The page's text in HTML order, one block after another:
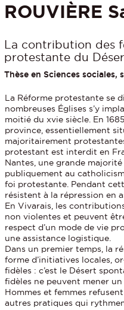
ROUVIÈRE
La contribution des
protestante du
Thèse en Sciences
La Réforme protestante se
nombreuses Églises s’y
moitié du xvie siècle. En
province, essentiellement
majoritairement
protestant est interdit en
Nantes, une grande
publiquement au
foi protestante. Pendant
résistent à la répression en
En Vivarais, les
non violentes et peuvent
respect d’un mode de vie
une assistance logistique.
Dans un premier temps, la
forme d’initiatives locales,
fidèles : c’est le Désert
fidèles ne peuvent mener
Hommes et femmes
autres pratiques qui